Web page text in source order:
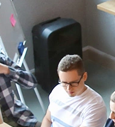
des sols
connaître le